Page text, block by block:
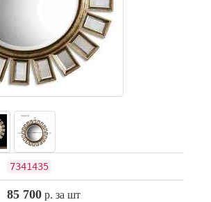
7341435
85 700р. за шт